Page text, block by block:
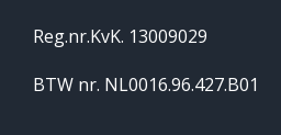
Reg.nr.KvK. 13009029
BTW nr. NL0016.96.427.B01